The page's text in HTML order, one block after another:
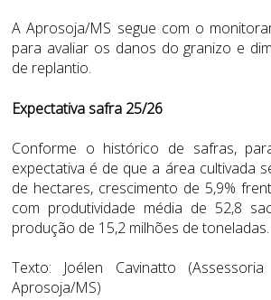
A Aprosoja/MS segue com o
para avaliar os danos do granizo e
de replantio.
Expectativa safra 25/26
Conforme o histórico de safras,
expectativa é de que a área cultivada
de hectares, crescimento de 5,9%
com produtividade média de 52,8
produção de 15,2 milhões de toneladas.
Texto: Joélen Cavinatto
Aprosoja/MS)